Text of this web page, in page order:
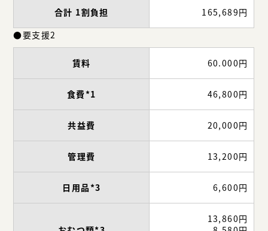
合計 1割負担
165,689円
●要支援2
賃料 60.000円
食費*1 46,800円
共益費 20,000円
管理費 13,200円
日用品*3 6,600円
13,860円